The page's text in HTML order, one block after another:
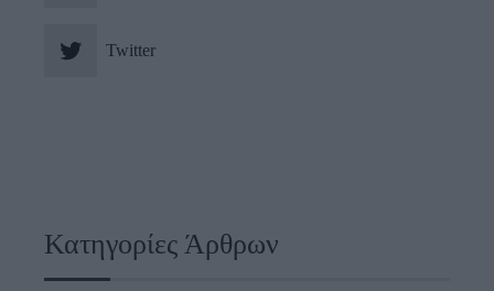
Twitter
Κατηγορίες Άρθρων